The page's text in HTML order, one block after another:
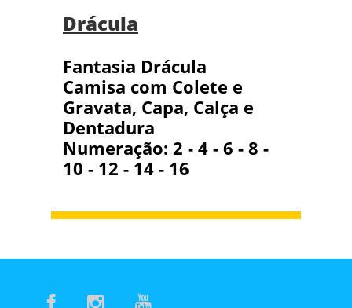
Drácula
Fantasia Drácula
Camisa com Colete e
Gravata, Capa, Calça e
Dentadura
Numeração: 2 - 4 - 6 - 8 -
10 - 12 - 14 - 16